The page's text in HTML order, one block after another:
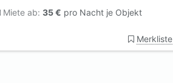
Miete ab: 35 € pro Nacht je Objekt
Merkliste